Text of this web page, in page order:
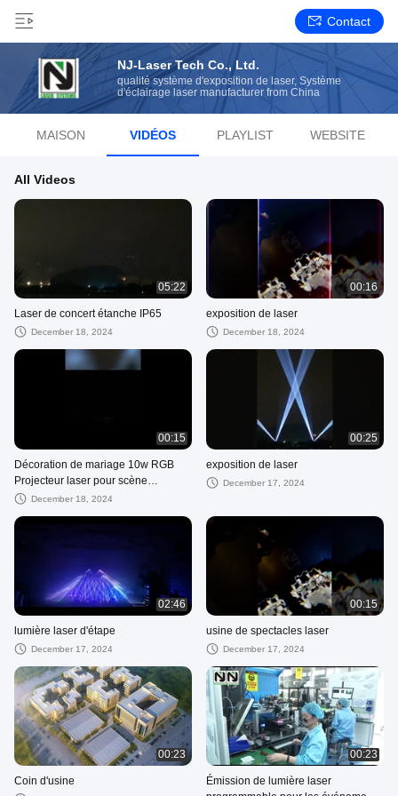
Contact
NJ-Laser Tech Co., Ltd.
qualité système d'exposition de laser, Système
d'éclairage laser manufacturer from China
MAISON VIDÉOS PLAYLIST WEBSITE
All Videos
05:22
Laser de concert étanche IP65
December 18, 2024
00:16
exposition de laser
December 18, 2024
00:15
Décoration de mariage 10w RGB
Projecteur laser pour scène
romantique
December 18, 2024
00:25
exposition de laser
December 17, 2024
02:46
lumière laser d'étape
December 17, 2024
00:15
usine de spectacles laser
December 17, 2024
00:23
Coin d'usine
00:23
Émission de lumière laser